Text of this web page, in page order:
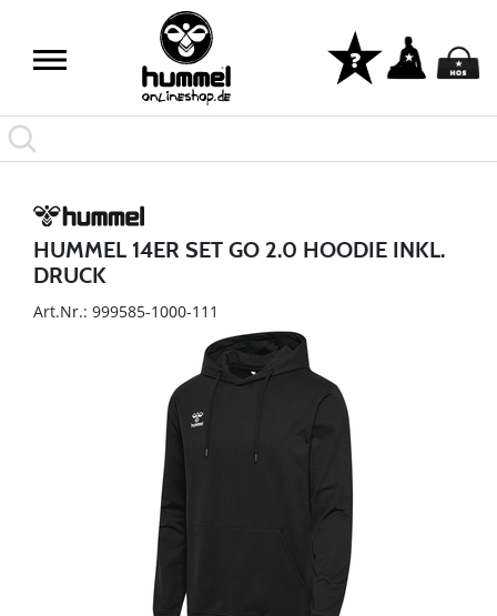
HUMMEL 14ER SET GO 2.0 HOODIE INKL.
DRUCK
Art.Nr.: 999585-1000-111